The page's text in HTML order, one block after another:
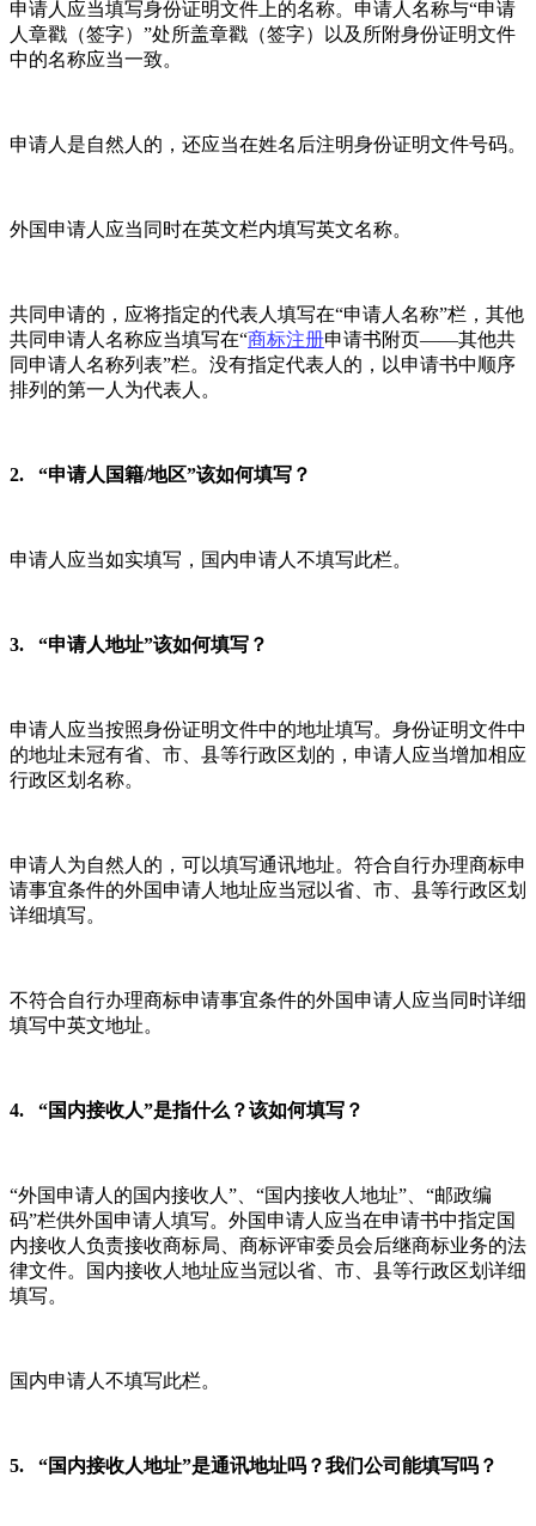
申请人应当填写身份证明文件上的名称。申请人名称与“申请
人章戳（签字）”处所盖章戳（签字）以及所附身份证明文件
中的名称应当一致。
申请人是自然人的，还应当在姓名后注明身份证明文件号码。
外国申请人应当同时在英文栏内填写英文名称。
共同申请的，应将指定的代表人填写在“申请人名称”栏，其他
共同申请人名称应当填写在“商标注册申请书附页——其他共
同申请人名称列表”栏。没有指定代表人的，以申请书中顺序
排列的第一人为代表人。
2. “申请人国籍/地区”该如何填写？
申请人应当如实填写，国内申请人不填写此栏。
3. “申请人地址”该如何填写？
申请人应当按照身份证明文件中的地址填写。身份证明文件中
的地址未冠有省、市、县等行政区划的，申请人应当增加相应
行政区划名称。
申请人为自然人的，可以填写通讯地址。符合自行办理商标申
请事宜条件的外国申请人地址应当冠以省、市、县等行政区划
详细填写。
不符合自行办理商标申请事宜条件的外国申请人应当同时详细
填写中英文地址。
4. “国内接收人”是指什么？该如何填写？
“外国申请人的国内接收人”、“国内接收人地址”、“邮政编
码”栏供外国申请人填写。外国申请人应当在申请书中指定国
内接收人负责接收商标局、商标评审委员会后继商标业务的法
律文件。国内接收人地址应当冠以省、市、县等行政区划详细
填写。
国内申请人不填写此栏。
5. “国内接收人地址”是通讯地址吗？我们公司能填写吗？